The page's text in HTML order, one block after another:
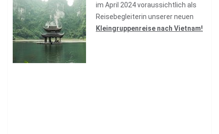
im April 2024 voraussichtlich als
Reisebegleiterin unserer neuen
Kleingruppenreise nach Vietnam!